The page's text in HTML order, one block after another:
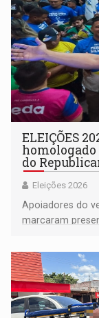
ELEIÇÕES
do
Eleições 2026
Apoiadores do
marcaram